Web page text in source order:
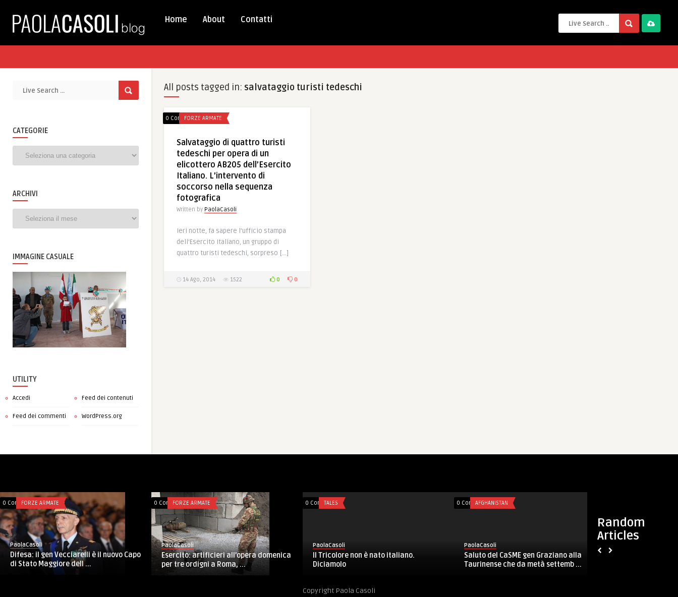
Home About Contatti
CATEGORIE
ARCHIVI
IMMAGINE CASUALE
UTILITY
Accedi Feed dei contenuti
Feed dei commenti WordPress.org
All posts tagged in: salvataggio turisti tedeschi
0 CommentsFORZE ARMATE
Salvataggio di quattro turisti
tedeschi per opera di un
elicottero AB205 dell’Esercito
Italiano. L’intervento di
soccorso nella sequenza
fotografica
Written by PaolaCasoli
Ieri notte, fa sapere l’ufficio stampa
dell’Esercito Italiano, un gruppo di
quattro turisti tedeschi, sorpreso […]
14 Ago, 2014 1522 0 0
Random
Articles
0 CommentsFORZE ARMATE
PaolaCasoli
Difesa: il gen Vecciarelli è il nuovo Capo
di Stato Maggiore dell ...
0 CommentsFORZE ARMATE
PaolaCasoli
Esercito: artificieri all’opera domenica
per tre ordigni a Roma, ...
0 Comments
TALES
PaolaCasoli
Il Tricolore non è nato italiano.
Diciamolo
0 CommentsAFGHANISTAN
PaolaCasoli
Saluto del CaSME gen Graziano alla
Taurinense che da metà settemb ...
Copyright Paola Casoli